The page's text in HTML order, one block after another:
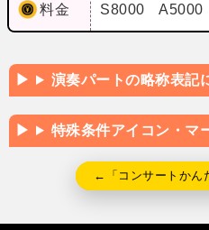
料金 S8000 A5000
演奏パートの略称表記
特殊条件アイコン・マ
←「コンサートかん